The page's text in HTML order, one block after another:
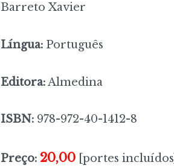
Barreto Xavier
Língua: Português
Editora:Almedina
ISBN: 978-972-40-1412-8
Preço: 20,00 [portes incluídos]